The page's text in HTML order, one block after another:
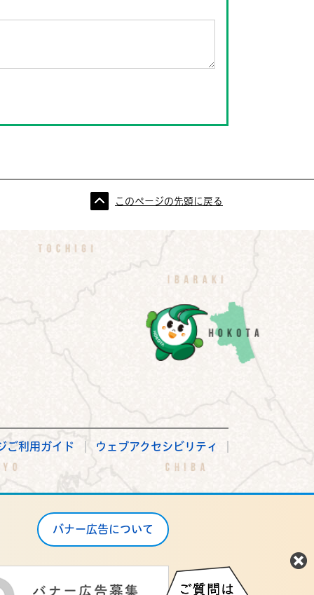
このページの先頭に戻る
ご利用ガイド ウェブアクセシビリティ
バナー広告について